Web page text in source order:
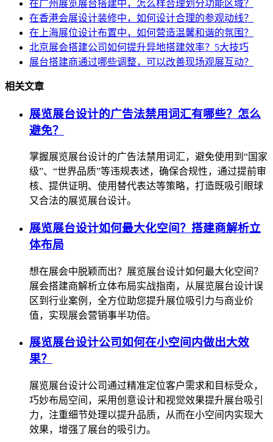
在广州展览展台搭建中，怎么样合理划分功能区域？
在香港会展设计装修中，如何设计合理的参观动线？
在上海展位设计布置中，如何营造温馨和谐的氛围？
北京展会搭建公司如何提升异地搭建效率？5大技巧
展台搭建商通过哪些调整，可以改善现场观展互动？
相关文章
展览展台设计的广告法禁用词汇有哪些？怎么
避免？
掌握展览展台设计的广告法禁用词汇，避免使用到“国家
级”、“世界品质”等违规表述，确保合规性，通过提前审
核、提供证明、使用替代表达等策略，打造既吸引眼球
又合法的展览展台设计。
展览展台设计如何最大化空间？搭建商解析立
体布局
想在展会中脱颖而出？展览展台设计如何最大化空间？
展会搭建商解析立体布局实战指南，从展览展台设计误
区到行业案例，全方位助您提升展位吸引力与商业价
值，实现展会营销事半功倍。
展览展台设计公司如何在小空间内做出大效
果？
展览展台设计公司通过精准定位客户需求和目标受众，
巧妙布局空间，采用创意设计和视觉效果提升展台吸引
力，注重细节处理以提升品质，从而在小空间内实现大
效果，增强了展台的吸引力。